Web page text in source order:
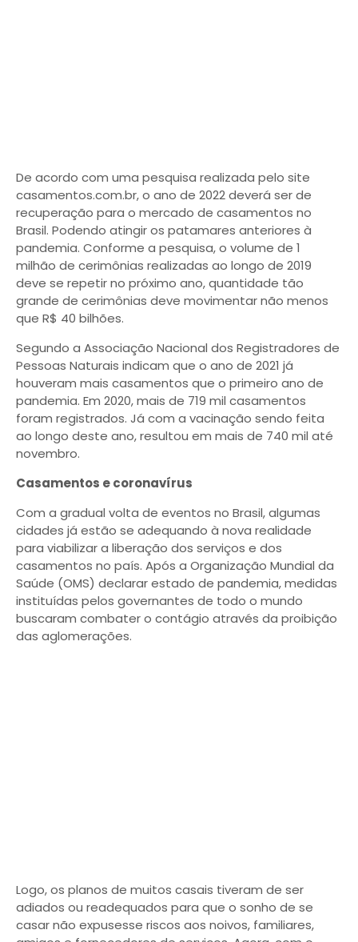
De acordo com uma pesquisa realizada pelo site
casamentos.com.br, o ano de 2022 deverá ser de
recuperação para o mercado de casamentos no
Brasil. Podendo atingir os patamares anteriores à
pandemia. Conforme a pesquisa, o volume de 1
milhão de cerimônias realizadas ao longo de 2019
deve se repetir no próximo ano, quantidade tão
grande de cerimônias deve movimentar não menos
que R$ 40 bilhões.
Segundo a Associação Nacional dos Registradores de
Pessoas Naturais indicam que o ano de 2021 já
houveram mais casamentos que o primeiro ano de
pandemia. Em 2020, mais de 719 mil casamentos
foram registrados. Já com a vacinação sendo feita
ao longo deste ano, resultou em mais de 740 mil até
novembro.
Casamentos e coronavírus
Com a gradual volta de eventos no Brasil, algumas
cidades já estão se adequando à nova realidade
para viabilizar a liberação dos serviços e dos
casamentos no país. Após a Organização Mundial da
Saúde (OMS) declarar estado de pandemia, medidas
instituídas pelos governantes de todo o mundo
buscaram combater o contágio através da proibição
das aglomerações.
Logo, os planos de muitos casais tiveram de ser
adiados ou readequados para que o sonho de se
casar não expusesse riscos aos noivos, familiares,